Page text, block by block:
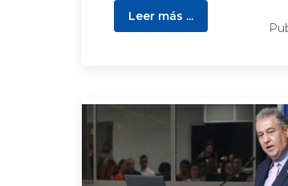
Leer más ...